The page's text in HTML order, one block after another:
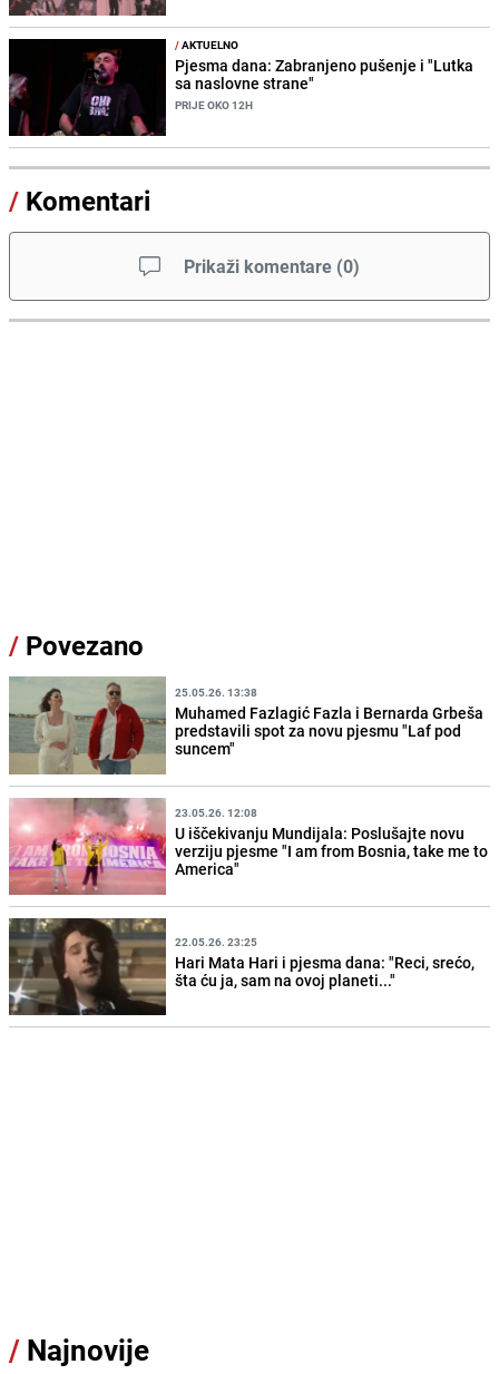
/AKTUELNO
Pjesma dana: Zabranjeno pušenje i "Lutka
sa naslovne strane"
PRIJE OKO 12H
/ Komentari
Prikaži komentare (0)
/ Povezano
25.05.26. 13:38
Muhamed Fazlagić Fazla i Bernarda Grbeša
predstavili spot za novu pjesmu "Laf pod
suncem"
23.05.26. 12:08
U iščekivanju Mundijala: Poslušajte novu
verziju pjesme "I am from Bosnia, take me to
America"
22.05.26. 23:25
Hari Mata Hari i pjesma dana: "Reci, srećo,
šta ću ja, sam na ovoj planeti..."
/ Najnovije